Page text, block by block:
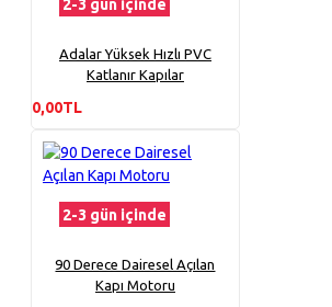
2-3 gün içinde
Adalar Yüksek Hızlı PVC
Katlanır Kapılar
0,00TL
2-3 gün içinde
90 Derece Dairesel Açılan
Kapı Motoru